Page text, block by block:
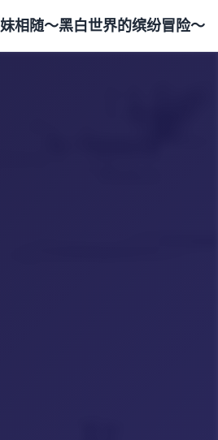
妹相随～黑白世界的缤纷冒险～